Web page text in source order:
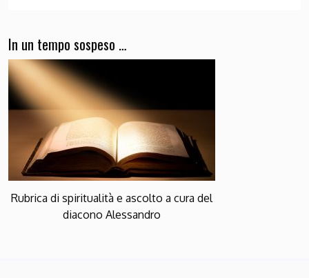
In un tempo sospeso …
Rubrica di spiritualità e ascolto a cura del
diacono Alessandro